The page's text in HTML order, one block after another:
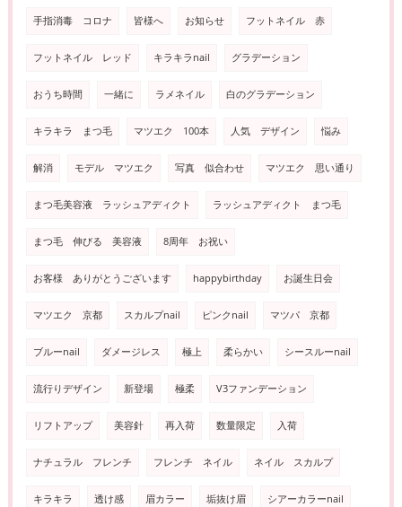
手指消毒 コロナ 皆様へ お知らせ フットネイル 赤
フットネイル レッド キラキラnail グラデーション
おうち時間 一緒に ラメネイル 白のグラデーション
キラキラ まつ毛 マツエク 100本 人気 デザイン 悩み
解消 モデル マツエク 写真 似合わせ マツエク 思い通り
まつ毛美容液 ラッシュアディクト ラッシュアディクト まつ毛
まつ毛 伸びる 美容液 8周年 お祝い
お客様 ありがとうございます happybirthday お誕生日会
マツエク 京都 スカルプnail ピンクnail マツパ 京都
ブルーnail ダメージレス 極上 柔らかい シースルーnail
流行りデザイン 新登場 極柔 V3ファンデーション
リフトアップ 美容針 再入荷 数量限定 入荷
ナチュラル フレンチ フレンチ ネイル ネイル スカルプ
キラキラ 透け感 眉カラー 垢抜け眉 シアーカラーnail